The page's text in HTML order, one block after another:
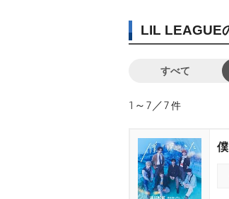
LIL LEAGUE
すべて
1～7／7件